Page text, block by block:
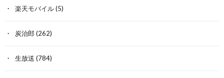
楽天モバイル(5)
炭治郎 (262)
生放送 (784)